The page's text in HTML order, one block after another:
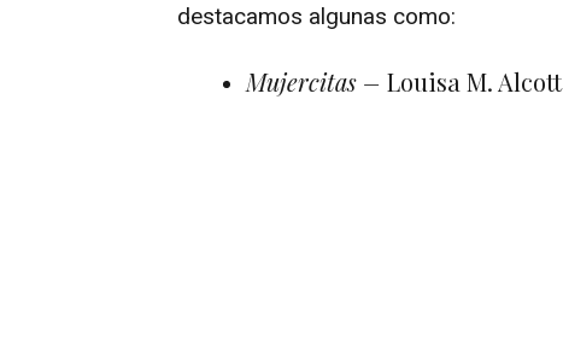
destacamos algunas como:
Mujercitas – Louisa M. Alcott